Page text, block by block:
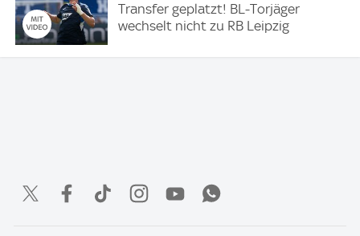
Transfer geplatzt! BL-Torjäger
wechselt nicht zu RB Leipzig